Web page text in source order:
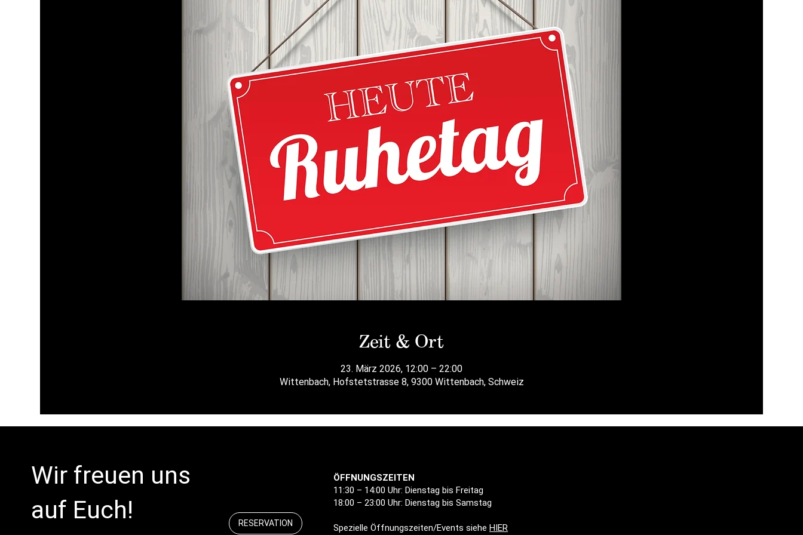
Zeit & Ort
23. März 2026, 12:00 – 22:00
Wittenbach, Hofstetstrasse 8, 9300 Wittenbach, Schweiz
Wir freuen uns
auf Euch!
RESERVATION
ÖFFNUNGSZEITEN
11:30 – 14:00 Uhr: Dienstag bis Freitag
18:00 – 23:00 Uhr: Dienstag bis Samstag
Spezielle Öffnungszeiten/Events sieheHIER